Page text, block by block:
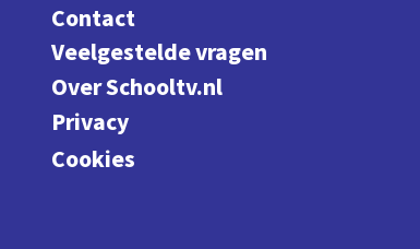
Contact
Veelgestelde vragen
Over Schooltv.nl
Privacy
Cookies